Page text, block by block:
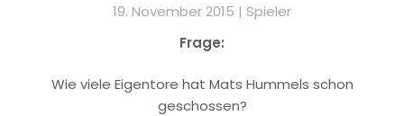
19. November 2015 | Spieler
Frage:
Wie viele Eigentore hat Mats Hummels schon
geschossen?